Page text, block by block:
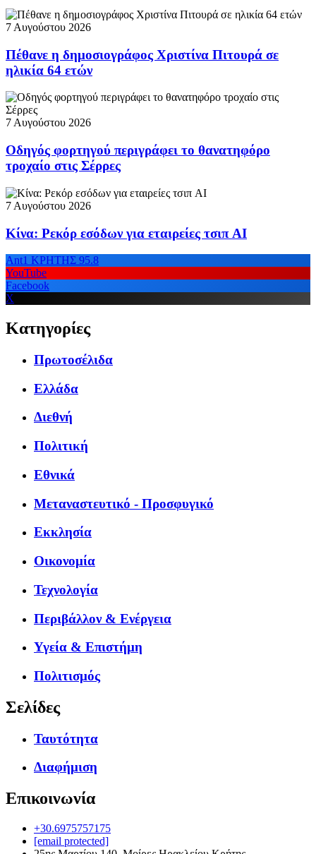
7 Αυγούστου 2026
Πέθανε η δημοσιογράφος Χριστίνα Πιτουρά σε
ηλικία 64 ετών
7 Αυγούστου 2026
Οδηγός φορτηγού περιγράφει το θανατηφόρο
τροχαίο στις Σέρρες
7 Αυγούστου 2026
Κίνα: Ρεκόρ εσόδων για εταιρείες τσιπ AI
Ant1 ΚΡΗΤΗΣ 95.8
YouTube
Facebook
X
Κατηγορίες
Πρωτοσέλιδα
Ελλάδα
Διεθνή
Πολιτική
Εθνικά
Μεταναστευτικό - Προσφυγικό
Εκκλησία
Οικονομία
Τεχνολογία
Περιβάλλον & Ενέργεια
Υγεία & Επιστήμη
Πολιτισμός
Σελίδες
Ταυτότητα
Διαφήμιση
Επικοινωνία
+30.6975757175
[email protected]